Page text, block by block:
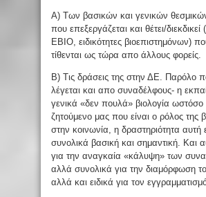
Α) Των βασικών και γενικών
που επεξεργάζεται και θέτει/διεκδικεί
ΕΒΙΟ, ειδικότητες βιοεπιστημόνων)
τίθενται ως τώρα απο άλλους φορείς.
Β) Τις δράσεις της στην ΔΕ. Παρόλο
λέγεται και απο συναδέλφους- η
γενικά «δεν πουλά» βιολογία
ζητούμενο μας που είναι ο ρόλος της
στην κοινωνία, η δραστηριότητα αυτή
συνολικά βασική και σημαντική. Και
για την αναγκαία «κάλυψη» των
αλλά συνολικά για την διαμόρφωση
αλλά και ειδικά για τον